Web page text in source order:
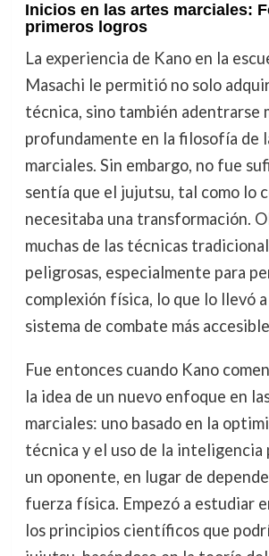
Inicios en las artes marciales:
primeros logros
La experiencia de Kano en la
Masachi le permitió no solo
técnica, sino también adentrarse
profundamente en la filosofía de
marciales. Sin embargo, no fue
sentía que el jujutsu, tal como lo
necesitaba una transformación.
muchas de las técnicas
peligrosas, especialmente para
complexión física, lo que lo llevó
sistema de combate más
Fue entonces cuando Kano
la idea de un nuevo enfoque en
marciales: uno basado en la
técnica y el uso de la inteligencia
un oponente, en lugar de
fuerza física. Empezó a estudiar
los principios científicos que